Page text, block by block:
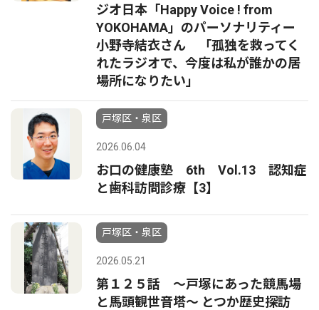
ジオ日本「Happy Voice ! from
YOKOHAMA」のパーソナリティー
小野寺結衣さん 「孤独を救ってく
れたラジオで、今度は私が誰かの居
場所になりたい」
戸塚区・泉区
2026.06.04
お口の健康塾 6th Vol.13 認知症
と歯科訪問診療【3】
戸塚区・泉区
2026.05.21
第１２５話 ～戸塚にあった競馬場
と馬頭観世音塔～ とつか歴史探訪